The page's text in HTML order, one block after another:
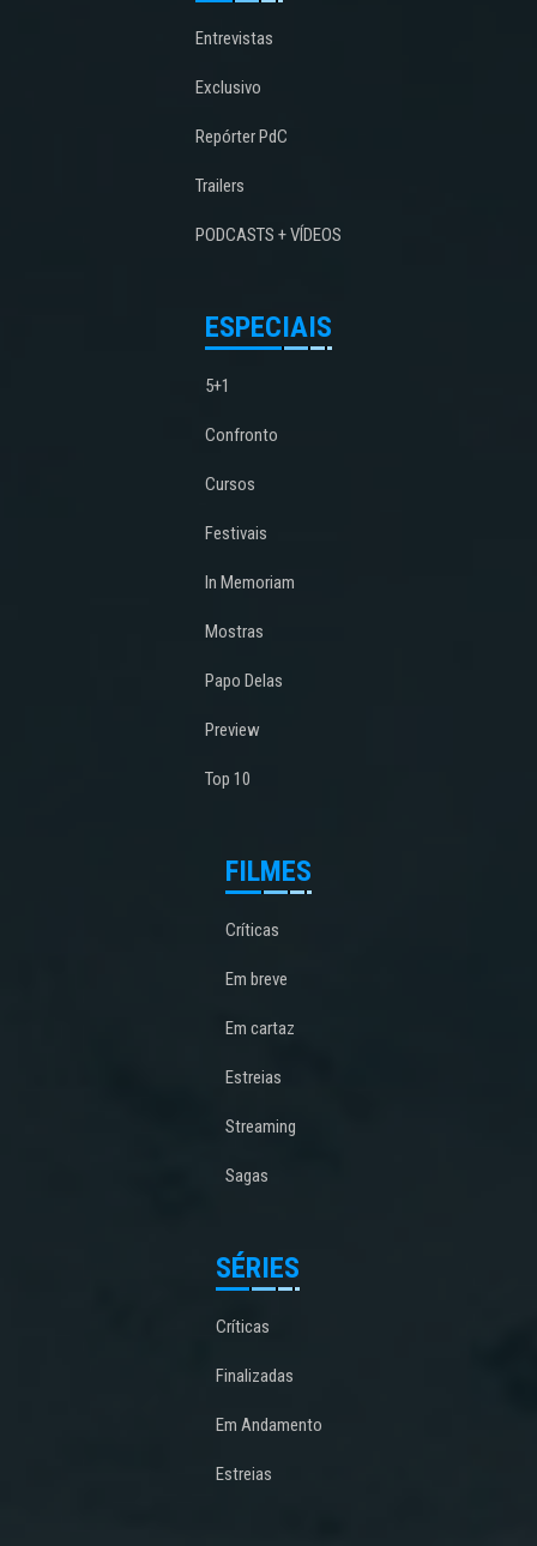
Entrevistas
Exclusivo
Repórter PdC
Trailers
PODCASTS + VÍDEOS
ESPECIAIS
5+1
Confronto
Cursos
Festivais
In Memoriam
Mostras
Papo Delas
Preview
Top 10
FILMES
Críticas
Em breve
Em cartaz
Estreias
Streaming
Sagas
SÉRIES
Críticas
Finalizadas
Em Andamento
Estreias